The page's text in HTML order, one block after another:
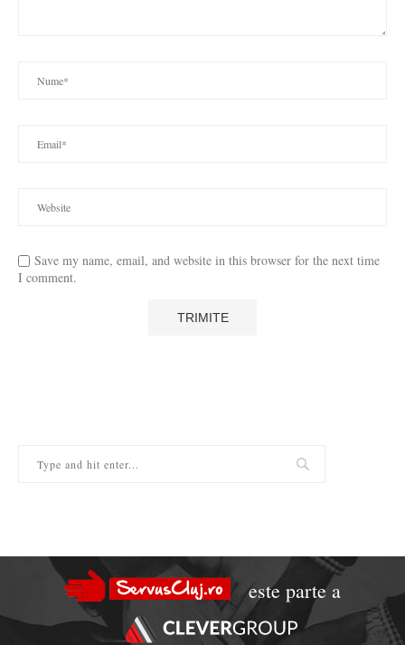
Save my name, email, and website in this browser for the next time
I comment.
este parte a